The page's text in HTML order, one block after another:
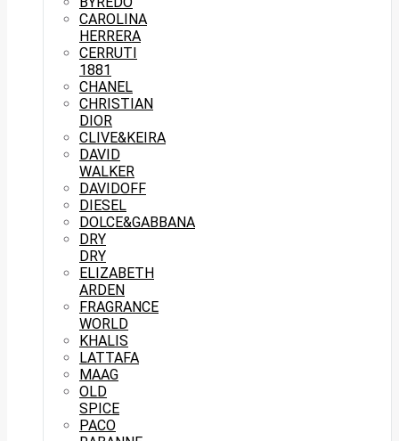
CAROLINA
HERRERA
CERRUTI
1881
CHANEL
CHRISTIAN
DIOR
CLIVE&KEIRA
DAVID
WALKER
DAVIDOFF
DIESEL
DOLCE&GABBANA
DRY
DRY
ELIZABETH
ARDEN
FRAGRANCE
WORLD
KHALIS
LATTAFA
MAAG
OLD
SPICE
PACO